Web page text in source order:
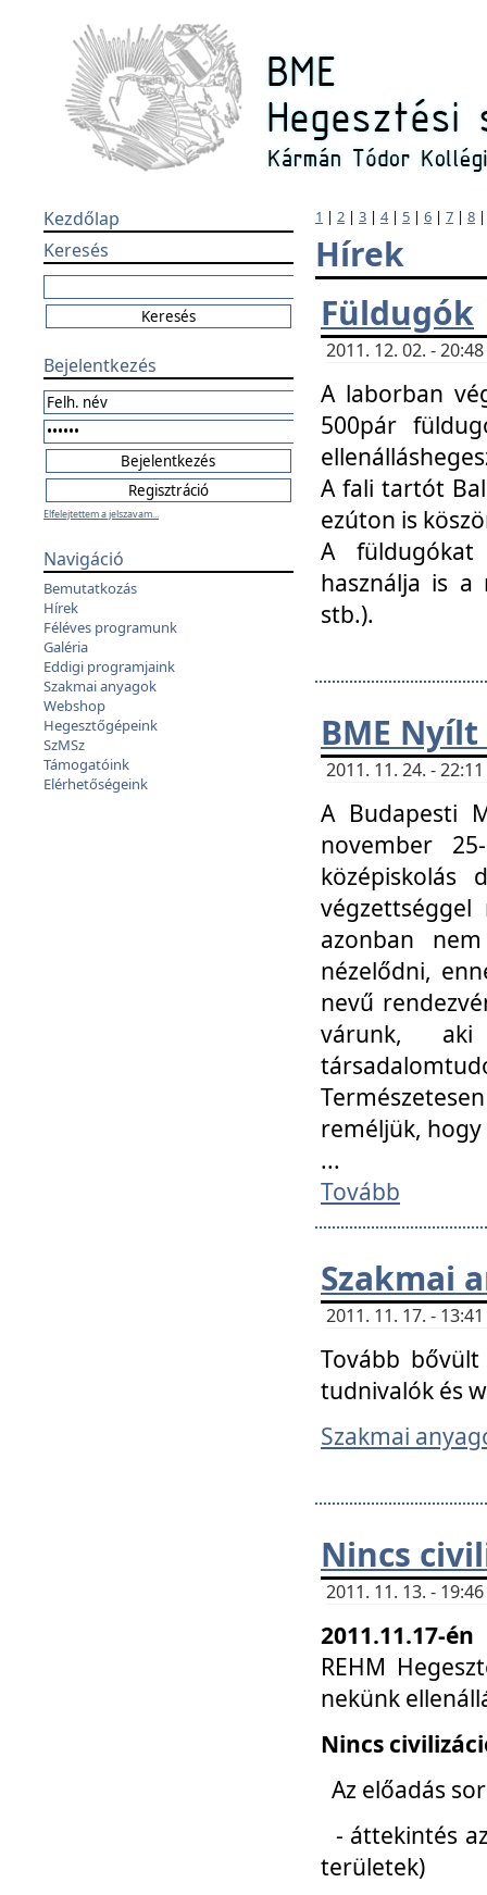
Kezdőlap
Keresés
Bejelentkezés
Elfelejtettem a jelszavam...
Navigáció
Bemutatkozás
Hírek
Féléves programunk
Galéria
Eddigi programjaink
Szakmai anyagok
Webshop
Hegesztőgépeink
SzMSz
Támogatóink
Elérhetőségeink
1 | 2 | 3 | 4| 5 | 6 | 7 | 8
Hírek
Füldugók
2011. 12. 02. -
A laborban
500pár
A fali tartót
ezúton is
A füldugókat
használja is a
stb.).
BME
2011. 11. 24. -
A Budapesti
november
középiskolás
azonban
nézelődni,
nevű
várunk, aki
reméljük,
...
Tovább
Szakmai
2011. 11. 17. -
Tovább bővült
tudnivalók és
Szakmai
Nincs
2011. 11. 13. -
2011.11.17-
REHM
nekünk
Nincs
Az előadás
- áttekintés
területek)